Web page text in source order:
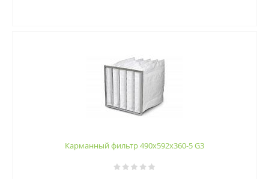
Карманный фильтр 490х592х360-5 G3